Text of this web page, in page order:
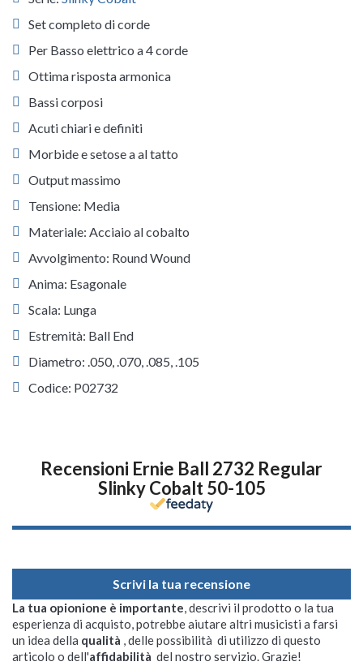
Set completo di corde
Per Basso elettrico a 4 corde
Ottima risposta armonica
Bassi corposi
Acuti chiari e definiti
Morbide e setose a al tatto
Output massimo
Tensione: Media
Materiale: Acciaio al cobalto
Avvolgimento: Round Wound
Anima: Esagonale
Scala: Lunga
Estremità: Ball End
Diametro: .050, .070, .085, .105
Codice: P02732
Recensioni Ernie Ball 2732 Regular
Slinky Cobalt 50-105
Scrivi la tua recensione
La tua opionione è importante, descrivi il prodotto o la tua
esperienza di acquisto, potrebbe aiutare altri musicisti a farsi
un idea della qualità , delle possibilità di utilizzo di questo
articolo o dell'affidabilità del nostro servizio. Grazie!